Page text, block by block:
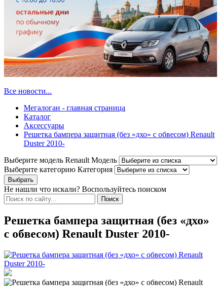
Все новости...
Мегалоган - главная страница
Каталог
Аксессуары
Решетка бампера защитная (без «дхо» с обвесом) Renault
Duster 2010-
Выберите модель Renault Модель
Выберите категорию Категория
Не нашли что искали? Воспользуйтесь поиском
Решетка бампера защитная (без «дхо»
с обвесом) Renault Duster 2010-